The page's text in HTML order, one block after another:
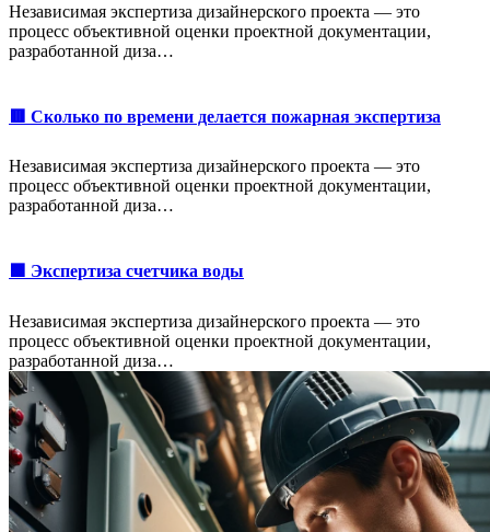
Независимая экспертиза дизайнерского проекта — это
процесс объективной оценки проектной документации,
разработанной диза…
🟥 Сколько по времени делается пожарная экспертиза
Независимая экспертиза дизайнерского проекта — это
процесс объективной оценки проектной документации,
разработанной диза…
🟩 Экспертиза счетчика воды
Независимая экспертиза дизайнерского проекта — это
процесс объективной оценки проектной документации,
разработанной диза…